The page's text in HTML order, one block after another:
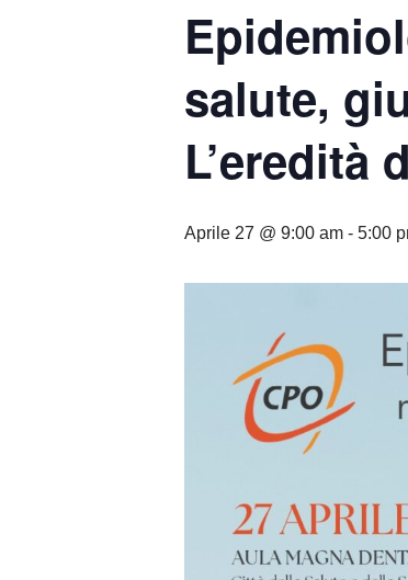
salute,
L’eredità
Aprile 27 @ 9:00 am - 5:00